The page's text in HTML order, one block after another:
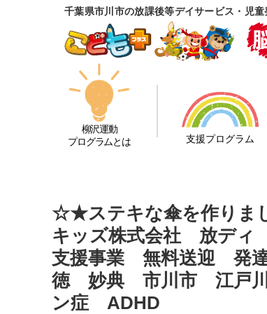
千葉県市川市の放課後等デイサービス・児
柳沢運動
プログラムとは
支援プログラム
☆★ステキな傘を作りま
キッズ株式会社 放デ
支援事業 無料送迎 発
徳 妙典 市川市 江
ン症 ADHD